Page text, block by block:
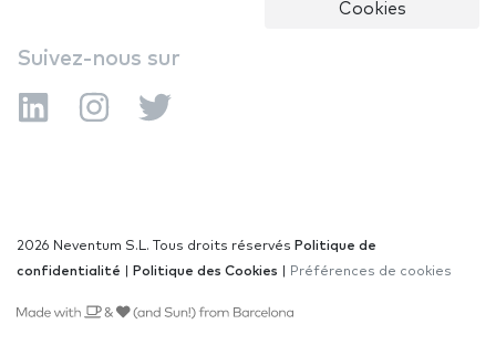
Cookies
Suivez-nous sur
2026 Neventum S.L. Tous droits réservés Politique de
confidentialité
Politique des Cookies Préférences de cookies